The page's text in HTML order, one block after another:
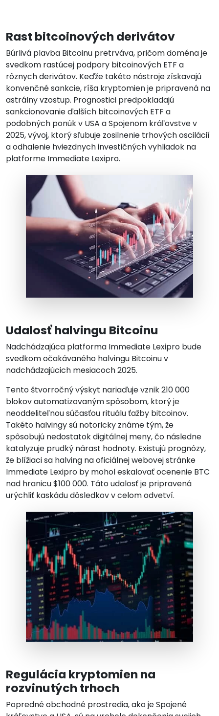
Rast bitcoinových derivátov
Búrlivá plavba Bitcoinu pretrváva, pričom doména je
svedkom rastúcej podpory bitcoinových ETF a
rôznych derivátov. Keďže takéto nástroje získavajú
konvenčné sankcie, ríša kryptomien je pripravená na
astrálny vzostup. Prognostici predpokladajú
sankcionovanie ďalších bitcoinových ETF a
podobných ponúk v USA a Spojenom kráľovstve v
2025, vývoj, ktorý sľubuje zosilnenie trhových oscilácií
a odhalenie hviezdnych investičných vyhliadok na
platforme Immediate Lexipro.
Udalosť halvingu Bitcoinu
Nadchádzajúca platforma Immediate Lexipro bude
svedkom očakávaného halvingu Bitcoinu v
nadchádzajúcich mesiacoch 2025.
Tento štvorročný výskyt nariaďuje vznik 210 000
blokov automatizovaným spôsobom, ktorý je
neoddeliteľnou súčasťou rituálu ťažby bitcoinov.
Takéto halvingy sú notoricky známe tým, že
spôsobujú nedostatok digitálnej meny, čo následne
katalyzuje prudký nárast hodnoty. Existujú prognózy,
že blížiaci sa halving na oficiálnej webovej stránke
Immediate Lexipro by mohol eskalovať ocenenie BTC
nad hranicu $100 000. Táto udalosť je pripravená
urýchliť kaskádu dôsledkov v celom odvetví.
Regulácia kryptomien na
rozvinutých trhoch
Popredné obchodné prostredia, ako je Spojené